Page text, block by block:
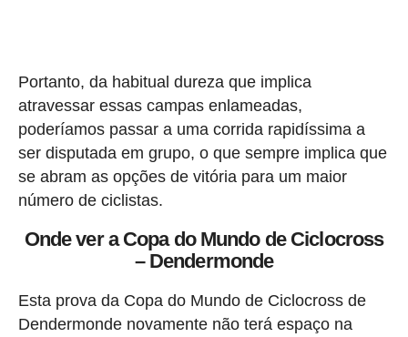
Portanto, da habitual dureza que implica
atravessar essas campas enlameadas,
poderíamos passar a uma corrida rapidíssima a
ser disputada em grupo, o que sempre implica que
se abram as opções de vitória para um maior
número de ciclistas.
Onde ver a Copa do Mundo de Ciclocross
– Dendermonde
Esta prova da Copa do Mundo de Ciclocross de
Dendermonde novamente não terá espaço na